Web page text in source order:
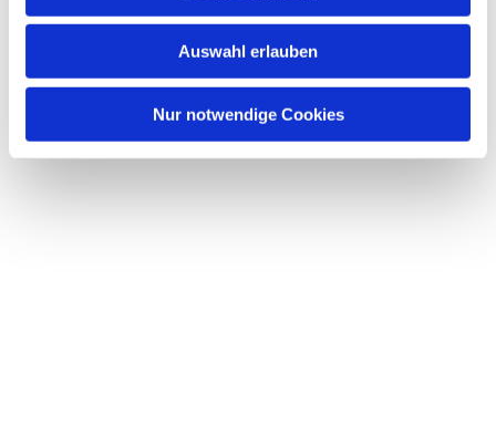
Auswahl erlauben
Nur notwendige Cookies